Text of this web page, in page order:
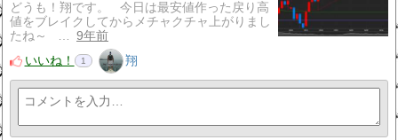
どうも！翔です。 今日は最安値作った戻り高
値をブレイクしてからメチャクチャ上がりまし
たね～ …
9年前
いいね！
1 翔